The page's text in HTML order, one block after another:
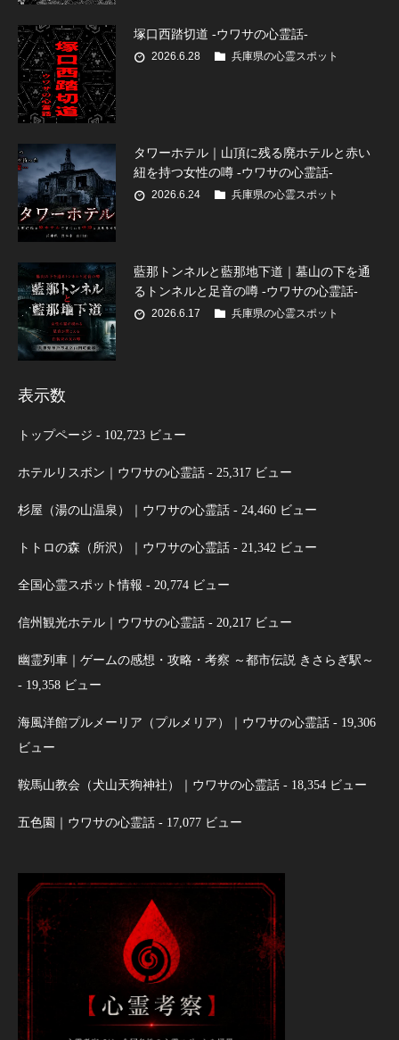
塚口西踏切道 -ウワサの心霊話-
2026.6.28 兵庫県の心霊スポット
タワーホテル｜山頂に残る廃ホテルと赤い
紐を持つ女性の噂 -ウワサの心霊話-
2026.6.24 兵庫県の心霊スポット
藍那トンネルと藍那地下道｜墓山の下を通
るトンネルと足音の噂 -ウワサの心霊話-
2026.6.17 兵庫県の心霊スポット
表示数
トップページ - 102,723 ビュー
ホテルリスボン｜ウワサの心霊話 - 25,317 ビュー
杉屋（湯の山温泉）｜ウワサの心霊話 - 24,460 ビュー
トトロの森（所沢）｜ウワサの心霊話 - 21,342 ビュー
全国心霊スポット情報 - 20,774 ビュー
信州観光ホテル｜ウワサの心霊話 - 20,217 ビュー
幽霊列車｜ゲームの感想・攻略・考察 ～都市伝説 きさらぎ駅～
- 19,358 ビュー
海風洋館プルメーリア（プルメリア）｜ウワサの心霊話 - 19,306
ビュー
鞍馬山教会（犬山天狗神社）｜ウワサの心霊話 - 18,354 ビュー
五色園｜ウワサの心霊話 - 17,077 ビュー